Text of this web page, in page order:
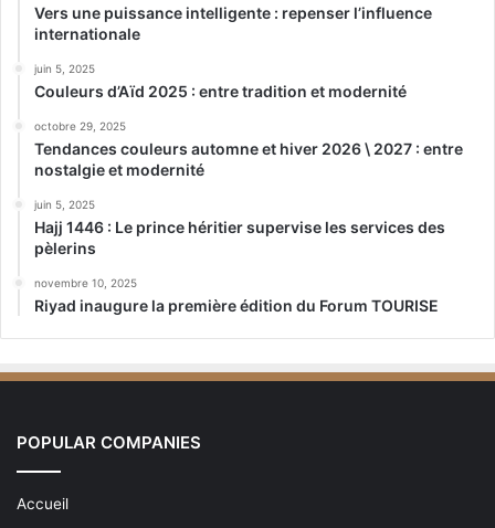
Vers une puissance intelligente : repenser l’influence
internationale
juin 5, 2025
Couleurs d’Aïd 2025 : entre tradition et modernité
octobre 29, 2025
Tendances couleurs automne et hiver 2026 \ 2027 : entre
nostalgie et modernité
juin 5, 2025
Hajj 1446 : Le prince héritier supervise les services des
pèlerins
novembre 10, 2025
Riyad inaugure la première édition du Forum TOURISE
POPULAR COMPANIES
Accueil